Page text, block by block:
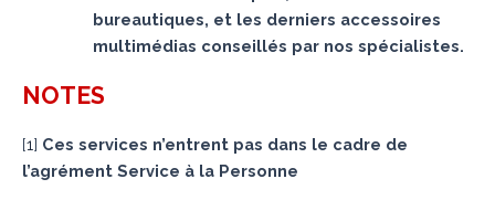
bureautiques, et les derniers accessoires
multimédias conseillés par nos spécialistes.
NOTES
[1] Ces services n’entrent pas dans le cadre de
l’agrément Service à la Personne